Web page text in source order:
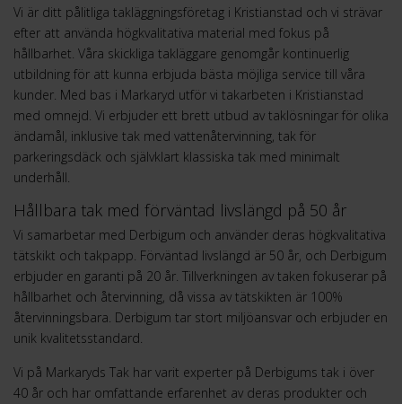
Vi är ditt pålitliga takläggningsföretag i Kristianstad och vi strävar
efter att använda högkvalitativa material med fokus på
hållbarhet. Våra skickliga takläggare genomgår kontinuerlig
utbildning för att kunna erbjuda bästa möjliga service till våra
kunder. Med bas i Markaryd utför vi takarbeten i Kristianstad
med omnejd. Vi erbjuder ett brett utbud av taklösningar för olika
ändamål, inklusive tak med vattenåtervinning, tak för
parkeringsdäck och självklart klassiska tak med minimalt
underhåll.
Hållbara tak med förväntad livslängd på 50 år
Vi samarbetar med Derbigum och använder deras högkvalitativa
tätskikt och takpapp. Förväntad livslängd är 50 år, och Derbigum
erbjuder en garanti på 20 år. Tillverkningen av taken fokuserar på
hållbarhet och återvinning, då vissa av tätskikten är 100%
återvinningsbara. Derbigum tar stort miljöansvar och erbjuder en
unik kvalitetsstandard.
Vi på Markaryds Tak har varit experter på Derbigums tak i över
40 år och har omfattande erfarenhet av deras produkter och